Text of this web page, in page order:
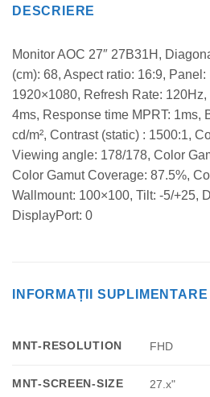
DESCRIERE
Monitor AOC 27″ 27B31H,
(cm): 68, Aspect ratio: 16:9,
1920×1080, Refresh Rate:
4ms, Response time MPRT: 1ms,
cd/m², Contrast (static) : 1500:1,
Viewing angle: 178/178, Color
Color Gamut Coverage: 87.5%,
Wallmount: 100×100, Tilt: -5/+25,
DisplayPort: 0
INFORMAȚII SUPLIMENTARE
MNT-RESOLUTION FHD
MNT-SCREEN-SIZE 27.x"